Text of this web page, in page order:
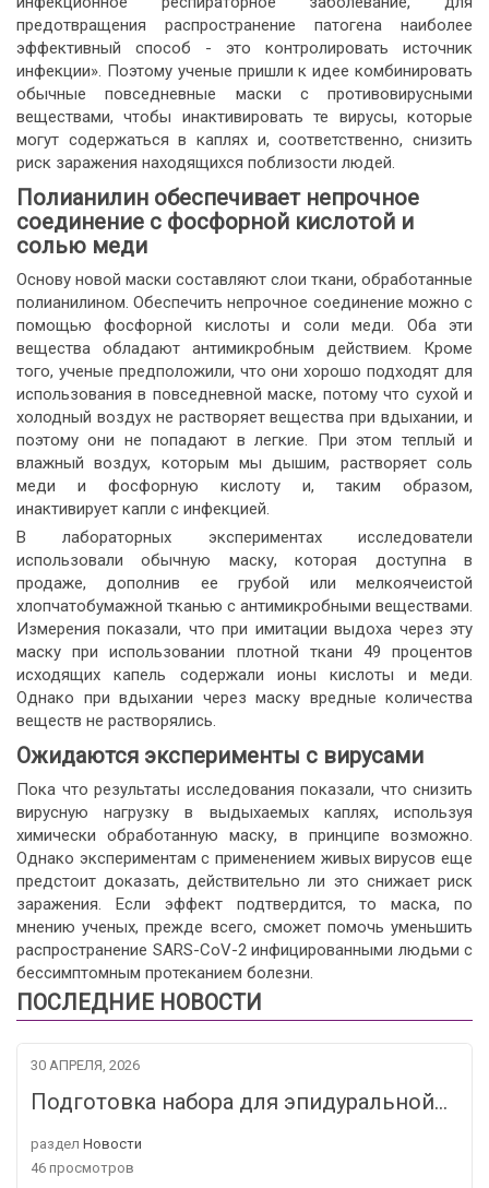
предотвращения распространение патогена наиболее
эффективный способ - это контролировать источник
инфекции». Поэтому ученые пришли к идее комбинировать
обычные повседневные маски с противовирусными
веществами, чтобы инактивировать те вирусы, которые
могут содержаться в каплях и, соответственно, снизить
риск заражения находящихся поблизости людей.
Полианилин обеспечивает непрочное
соединение с фосфорной кислотой и
солью меди
Основу новой маски составляют слои ткани, обработанные
полианилином. Обеспечить непрочное соединение можно с
помощью фосфорной кислоты и соли меди. Оба эти
вещества обладают антимикробным действием. Кроме
того, ученые предположили, что они хорошо подходят для
использования в повседневной маске, потому что сухой и
холодный воздух не растворяет вещества при вдыхании, и
поэтому они не попадают в легкие. При этом теплый и
влажный воздух, которым мы дышим, растворяет соль
меди и фосфорную кислоту и, таким образом,
инактивирует капли с инфекцией.
В лабораторных экспериментах исследователи
использовали обычную маску, которая доступна в
продаже, дополнив ее грубой или мелкоячеистой
хлопчатобумажной тканью с антимикробными веществами.
Измерения показали, что при имитации выдоха через эту
маску при использовании плотной ткани 49 процентов
исходящих капель содержали ионы кислоты и меди.
Однако при вдыхании через маску вредные количества
веществ не растворялись.
Ожидаются эксперименты с вирусами
Пока что результаты исследования показали, что снизить
вирусную нагрузку в выдыхаемых каплях, используя
химически обработанную маску, в принципе возможно.
Однако экспериментам с применением живых вирусов еще
предстоит доказать, действительно ли это снижает риск
заражения. Если эффект подтвердится, то маска, по
мнению ученых, прежде всего, сможет помочь уменьшить
распространение SARS-CoV-2 инфицированными людьми с
бессимптомным протеканием болезни.
ПОСЛЕДНИЕ НОВОСТИ
30 АПРЕЛЯ, 2026
Подготовка набора для эпидуральной…
раздел Новости
46 просмотров